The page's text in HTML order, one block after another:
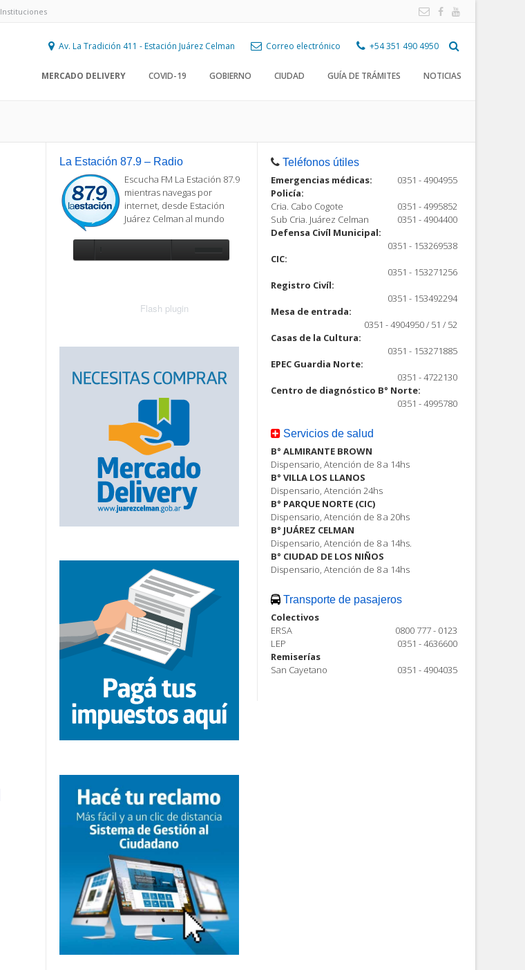
Instituciones
Av. La Tradición 411 - Estación Juárez Celman Correo electrónico +54 351 490 4950
MERCADO DELIVERY COVID-19 GOBIERNO CIUDAD GUÍA DE TRÁMITES NOTICIAS
La Estación 87.9 – Radio
Escucha FM La Estación 87.9
mientras navegas por
internet, desde Estación
Juárez Celman al mundo
Flash plugin
Teléfonos útiles
Emergencias médicas:
0351 - 4904955
Policía:
Cria. Cabo Cogote
0351 - 4995852
Sub Cria. Juárez Celman
0351 - 4904400
Defensa Civíl Municipal:
0351 - 153269538
CIC:
0351 - 153271256
Registro Civíl:
0351 - 153492294
Mesa de entrada:
0351 - 4904950 / 51 / 52
Casas de la Cultura:
0351 - 153271885
EPEC Guardia Norte:
0351 - 4722130
Centro de diagnóstico B° Norte:
0351 - 4995780
Servicios de salud
B° ALMIRANTE BROWN
Dispensario, Atención de 8 a 14hs
B° VILLA LOS LLANOS
Dispensario, Atención 24hs
B° PARQUE NORTE (CIC)
Dispensario, Atención de 8 a 20hs
B° JUÁREZ CELMAN
Dispensario, Atención de 8 a 14hs.
B° CIUDAD DE LOS NIÑOS
Dispensario, Atención de 8 a 14hs
Transporte de pasajeros
Colectivos
ERSA
0800 777 - 0123
LEP
0351 - 4636600
Remiserías
San Cayetano
0351 - 4904035